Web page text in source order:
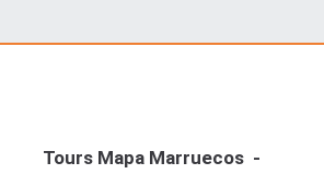
Tours Mapa Marruecos -